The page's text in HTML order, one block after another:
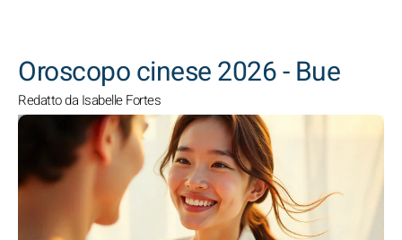
Oroscopo cinese 2026 - Bue
Redatto da Isabelle Fortes